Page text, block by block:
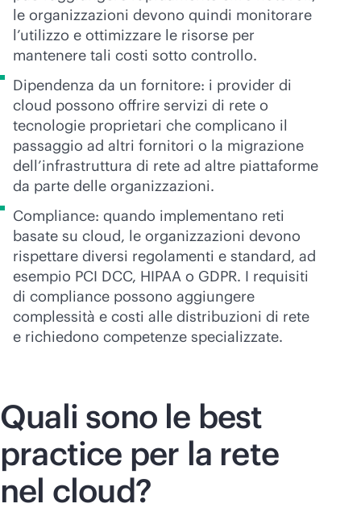
le organizzazioni devono quindi monitorare
l’utilizzo e ottimizzare le risorse per
mantenere tali costi sotto controllo.
Dipendenza da un fornitore: i provider di
cloud possono offrire servizi di rete o
tecnologie proprietari che complicano il
passaggio ad altri fornitori o la migrazione
dell’infrastruttura di rete ad altre piattaforme
da parte delle organizzazioni.
Compliance: quando implementano reti
basate su cloud, le organizzazioni devono
rispettare diversi regolamenti e standard, ad
esempio PCI DCC, HIPAA o GDPR. I requisiti
di compliance possono aggiungere
complessità e costi alle distribuzioni di rete
e richiedono competenze specializzate.
Quali sono le best
practice per la rete
nel cloud?